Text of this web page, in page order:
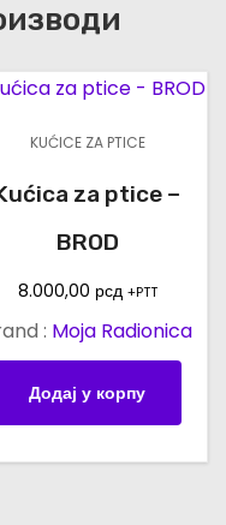
KUĆICE ZA PTICE
za ptice –
BROD
8.000,00 рсд +PTT
: Moja Radionica
Додај у корпу